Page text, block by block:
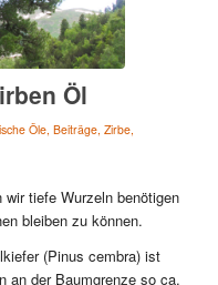
Öl
Öle, Beiträge, Zirbe,
tiefe Wurzeln benötigen
bleiben zu können.
(Pinus cembra) ist
an der Baumgrenze so ca.